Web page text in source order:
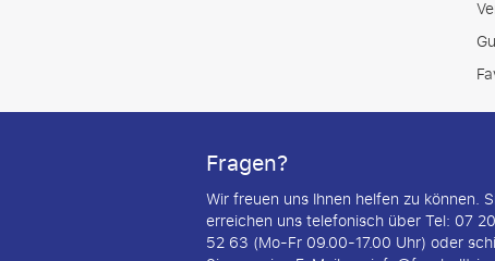
Fragen?
Wir freuen uns Ihnen helfen zu können.
erreichen uns telefonisch über Tel: 07
52 63 (Mo-Fr 09.00-17.00 Uhr) oder